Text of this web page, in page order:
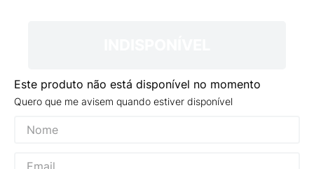
Este produto não está disponível no momento
Quero que me avisem quando estiver disponível